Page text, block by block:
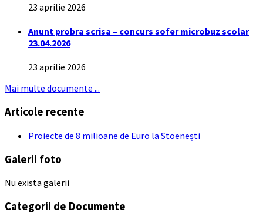
23 aprilie 2026
Anunt probra scrisa – concurs sofer microbuz scolar
23.04.2026
23 aprilie 2026
Mai multe documente ...
Articole recente
Proiecte de 8 milioane de Euro la Stoenești
Galerii foto
Nu exista galerii
Categorii de Documente